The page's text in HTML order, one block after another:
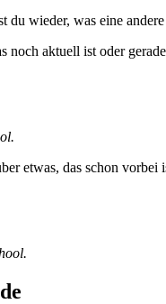
du wieder, was eine
noch aktuell ist oder
etwas, das schon vorbei